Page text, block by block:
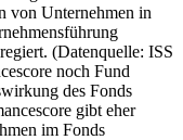
von Unternehmen in
(Datenquelle: ISS
noch Fund
des Fonds
gibt eher
im Fonds